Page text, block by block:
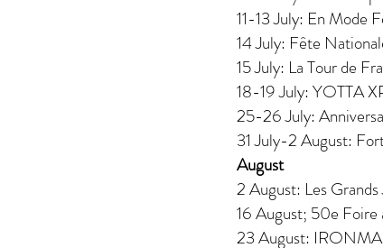
11-13 July: En Mode
14 July: Fête
15 July: La Tour de
18-19 July: YOTTA
25-26 July:
31 July-2 August:
August
2 August: Les
16 August; 50e
23 August: